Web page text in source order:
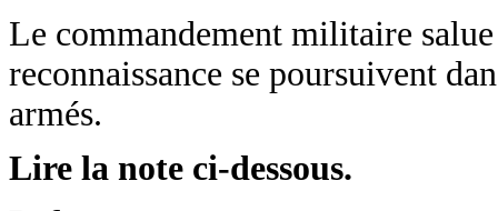
Le commandement militaire
reconnaissance se poursuivent
armés.
Lire la note ci-dessous.